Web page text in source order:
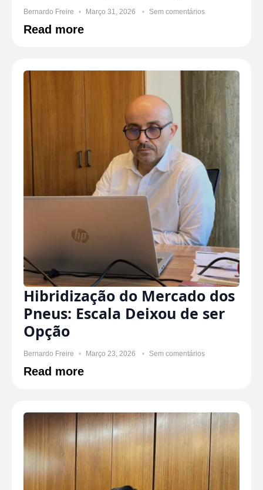
Bernardo Freire Março 31, 2026 Sem comentários
Read more
Hibridização do Mercado dos
Pneus: Escala Deixou de ser
Opção
Bernardo Freire Março 23, 2026 Sem comentários
Read more